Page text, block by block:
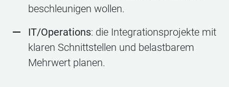
beschleunigen wollen.
IT/Operations: die Integrationsprojekte mit
klaren Schnittstellen und belastbarem
Mehrwert planen.